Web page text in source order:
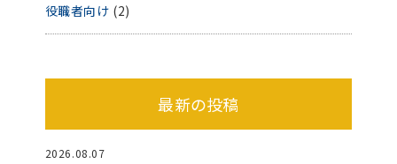
役職者向け (2)
最新の投稿
2026.08.07